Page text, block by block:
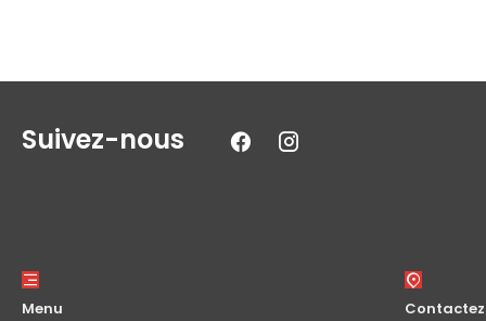
Suivez-nous
Menu